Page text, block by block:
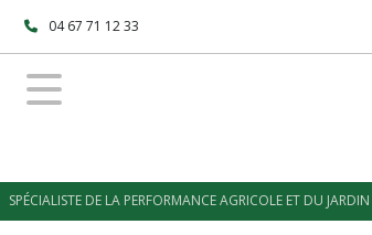
04 67 71 12 33
SPÉCIALISTE DE LA PERFORMANCE AGRICOLE ET DU JARDIN